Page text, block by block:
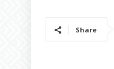
Share